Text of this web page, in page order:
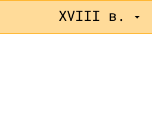
XVIII в.